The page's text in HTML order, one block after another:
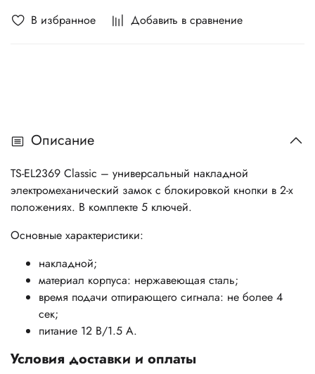
В избранное Добавить в сравнение
Описание
TS-EL2369 Classic – универсальный накладной
электромеханический замок с блокировкой кнопки в 2-х
положениях. В комплекте 5 ключей.
Основные характеристики:
накладной;
материал корпуса: нержавеющая сталь;
время подачи отпирающего сигнала: не более 4
сек;
питание 12 В/1.5 А.
Условия доставки и оплаты